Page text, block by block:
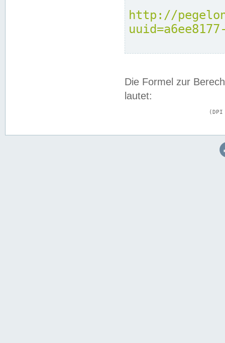
http://
Die Formel zur
lautet: